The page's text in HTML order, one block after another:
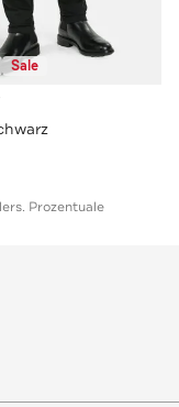
Sale
Prozentuale